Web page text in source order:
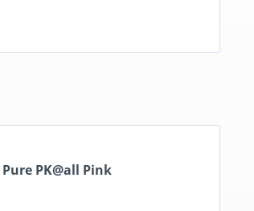
PK@all Pink